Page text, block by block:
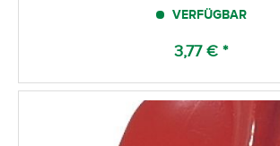
VERFÜGBAR
3,77 € *